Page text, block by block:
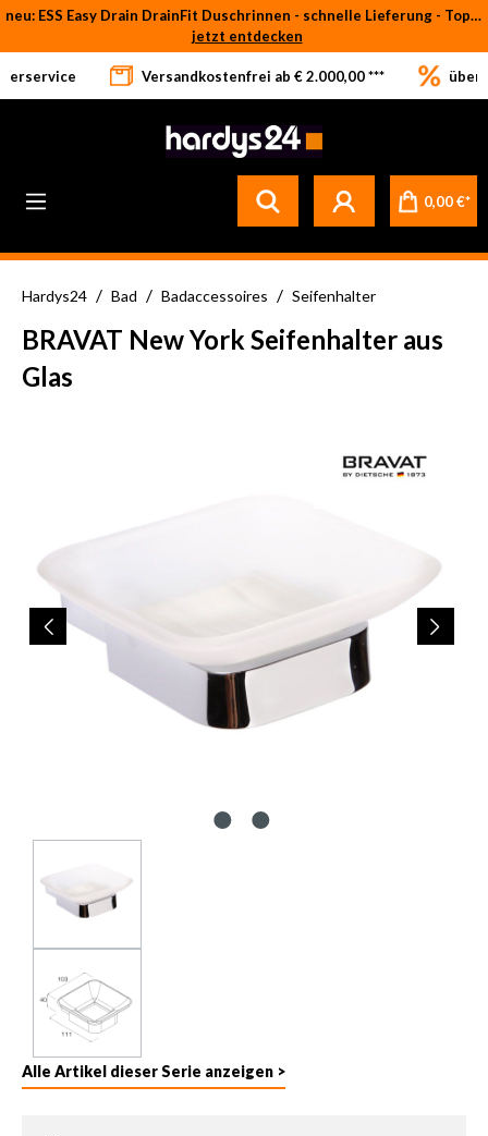
Zum Hauptinhalt springen
neu: ESS Easy Drain DrainFit Duschrinnen - schnelle Lieferung - Top-Preise
jetzt entdecken
Versandkostenfrei ab € 2.000,00 *** über
0,00 €*
Hardys24 / Bad / Badaccessoires / Seifenhalter
BRAVAT New York Seifenhalter aus
Glas
Alle Artikel dieser Serie anzeigen >